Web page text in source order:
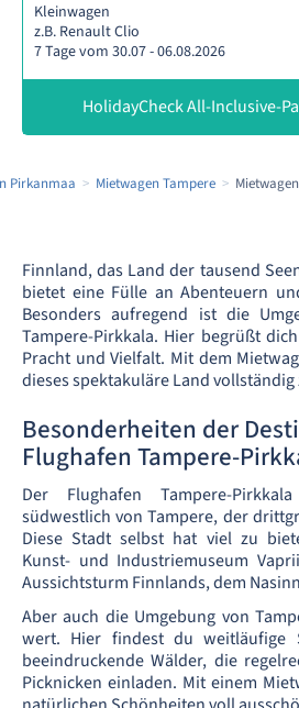
Kleinwagen
z.B. Renault Clio
7 Tage vom 30.07 - 06.08.2026
HolidayCheck All-Inclusive-
Pirkanmaa Mietwagen Tampere
Finnland, das Land der tausend
bietet eine Fülle an Abenteuern
Besonders aufregend ist die
Tampere-Pirkkala. Hier begrüßt
Pracht und Vielfalt. Mit dem
dieses spektakuläre Land
Besonderheiten der
Flughafen Tampere-
Der Flughafen Tampere-
südwestlich von Tampere, der
Diese Stadt selbst hat viel zu
Kunst- und Industriemuseum
Aussichtsturm Finnlands, dem
Aber auch die Umgebung von
wert. Hier findest du weitläufige
beeindruckende Wälder, die
Picknicken einladen. Mit einem